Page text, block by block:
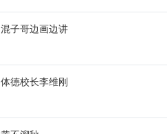
混子哥边画边讲
体德校长李维刚